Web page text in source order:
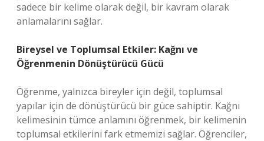
sadece bir kelime olarak değil, bir kavram olarak
anlamalarını sağlar.
Bireysel ve Toplumsal Etkiler: Kağnı ve
Öğrenmenin Dönüştürücü Gücü
Öğrenme, yalnızca bireyler için değil, toplumsal
yapılar için de dönüştürücü bir güce sahiptir. Kağnı
kelimesinin tümce anlamını öğrenmek, bir kelimenin
toplumsal etkilerini fark etmemizi sağlar. Öğrenciler,